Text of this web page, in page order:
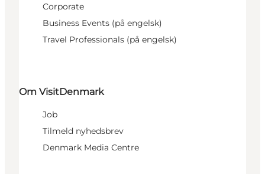
Corporate
Business Events (på engelsk)
Travel Professionals (på engelsk)
Om VisitDenmark
Job
Tilmeld nyhedsbrev
Denmark Media Centre